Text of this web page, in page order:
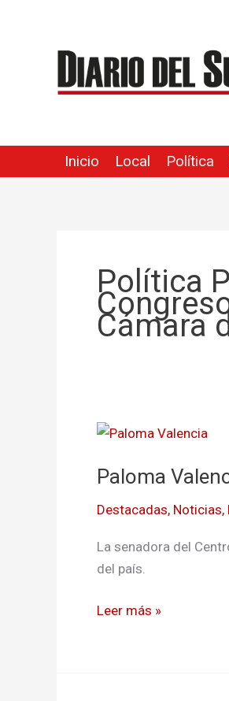
contenido
Inicio Local Política
Política
Cámara
Paloma
Destacadas, Noticias,
La senadora del
del país.
Paloma
atacó
Gobierno
por
la
del
Leer más »